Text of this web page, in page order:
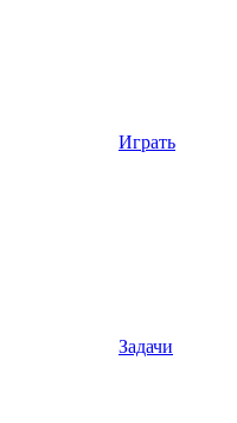
Играть
Задачи